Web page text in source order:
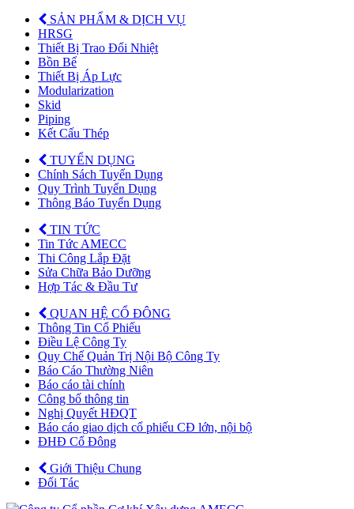
SẢN PHẨM & DỊCH VỤ
HRSG
Thiết Bị Trao Đổi Nhiệt
Bồn Bể
Thiết Bị Áp Lực
Modularization
Skid
Piping
Kết Cấu Thép
TUYỂN DỤNG
Chính Sách Tuyển Dụng
Quy Trình Tuyển Dụng
Thông Báo Tuyển Dụng
TIN TỨC
Tin Tức AMECC
Thi Công Lắp Đặt
Sửa Chữa Bảo Dưỡng
Hợp Tác & Đầu Tư
QUAN HỆ CỔ ĐÔNG
Thông Tin Cổ Phiếu
Điều Lệ Công Ty
Quy Chế Quản Trị Nội Bộ Công Ty
Báo Cáo Thường Niên
Báo cáo tài chính
Công bố thông tin
Nghị Quyết HĐQT
Báo cáo giao dịch cổ phiếu CĐ lớn, nội bộ
ĐHĐ Cổ Đông
Giới Thiệu Chung
Đối Tác